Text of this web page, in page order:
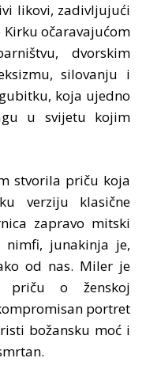
likovi, zadivljujući
očaravajućom
dvorskim
silovanju i
koja ujedno
u svijetu kojim
stvorila priču koja
verziju klasične
zapravo mitski
nimfi, junakinja je,
od nas. Miler je
priču o ženskoj
portret
božansku moć i